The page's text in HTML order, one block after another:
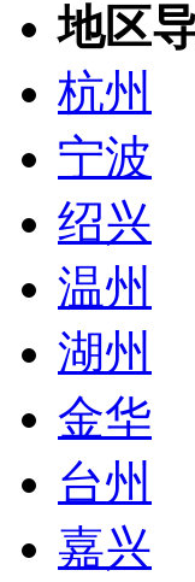
地区
杭州
宁波
绍兴
温州
湖州
金华
台州
嘉兴